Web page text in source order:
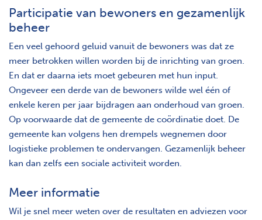
Participatie van bewoners en gezamenlijk
beheer
Een veel gehoord geluid vanuit de bewoners was dat ze
meer betrokken willen worden bij de inrichting van groen.
En dat er daarna iets moet gebeuren met hun input.
Ongeveer een derde van de bewoners wilde wel één of
enkele keren per jaar bijdragen aan onderhoud van groen.
Op voorwaarde dat de gemeente de coördinatie doet. De
gemeente kan volgens hen drempels wegnemen door
logistieke problemen te ondervangen. Gezamenlijk beheer
kan dan zelfs een sociale activiteit worden.
Meer informatie
Wil je snel meer weten over de resultaten en adviezen voor